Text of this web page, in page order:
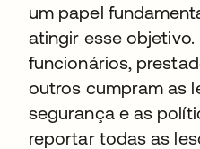
um papel
atingir esse
funcionários,
outros cumpram as
segurança e as
reportar todas as